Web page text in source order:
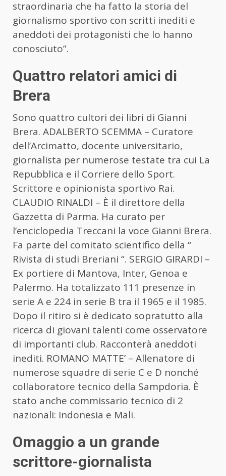
straordinaria che ha fatto la storia del
giornalismo sportivo con scritti inediti e
aneddoti dei protagonisti che lo hanno
conosciuto”.
Quattro relatori amici di
Brera
Sono quattro cultori dei libri di Gianni
Brera. ADALBERTO SCEMMA – Curatore
dell’Arcimatto, docente universitario,
giornalista per numerose testate tra cui La
Repubblica e il Corriere dello Sport.
Scrittore e opinionista sportivo Rai.
CLAUDIO RINALDI – È il direttore della
Gazzetta di Parma. Ha curato per
l’enciclopedia Treccani la voce Gianni Brera.
Fa parte del comitato scientifico della “
Rivista di studi Breriani “. SERGIO GIRARDI –
Ex portiere di Mantova, Inter, Genoa e
Palermo. Ha totalizzato 111 presenze in
serie A e 224 in serie B tra il 1965 e il 1985.
Dopo il ritiro si è dedicato sopratutto alla
ricerca di giovani talenti come osservatore
di importanti club. Racconterà aneddoti
inediti. ROMANO MATTE’ – Allenatore di
numerose squadre di serie C e D nonché
collaboratore tecnico della Sampdoria. È
stato anche commissario tecnico di 2
nazionali: Indonesia e Mali.
Omaggio a un grande
scrittore-giornalista